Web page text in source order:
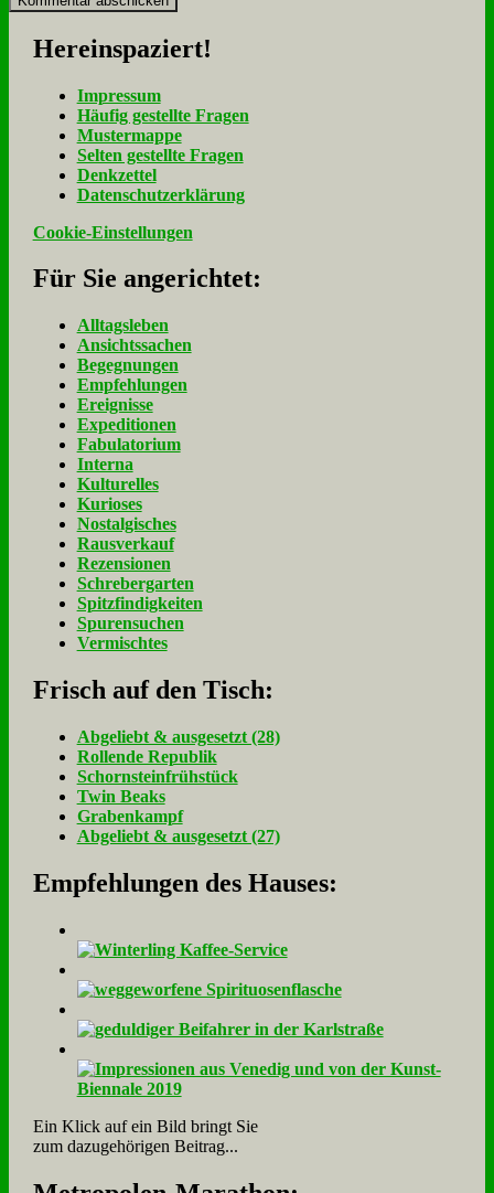
Her­ein­spa­ziert!
Im­pres­sum
Häu­fig ge­stell­te Fra­gen
Mu­ster­map­pe
Sel­ten ge­stell­te Fra­gen
Denk­zet­tel
Da­ten­schutz­er­klä­rung
Cookie-Einstellungen
Für Sie an­ge­rich­tet:
Alltagsleben
Ansichtssachen
Begegnungen
Empfehlungen
Ereignisse
Expeditionen
Fabulatorium
Interna
Kulturelles
Kurioses
Nostalgisches
Rausverkauf
Rezensionen
Schrebergarten
Spitzfindigkeiten
Spurensuchen
Vermischtes
Frisch auf den Tisch:
Ab­ge­liebt & aus­ge­setzt (28)
Rol­len­de Re­pu­blik
Schorn­stein­früh­stück
Twin Beaks
Gra­ben­kampf
Ab­ge­liebt & aus­ge­setzt (27)
Empfehlungen des Hauses:
Ein Klick auf ein Bild bringt Sie
zum dazugehörigen Beitrag...